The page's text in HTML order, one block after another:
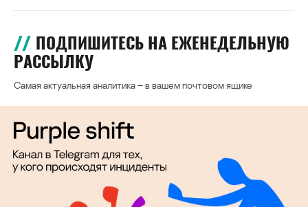
ПОДПИШИТЕСЬ НА ЕЖЕНЕДЕЛЬНУЮ
РАССЫЛКУ
Самая актуальная аналитика – в вашем почтовом ящике